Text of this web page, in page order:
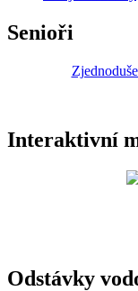
Senioři
Interaktivní
Odstávky